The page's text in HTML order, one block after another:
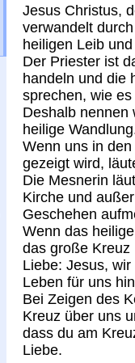
Jesus Christus,
verwandelt
heiligen Leib
Der Priester ist
handeln und die
sprechen, wie
Deshalb nennen
heilige
Wenn uns in
gezeigt wird,
Die Mesnerin
Kirche und
Geschehen
Wenn das
das große Kreuz
Liebe: Jesus,
Leben für uns
Bei Zeigen des
Kreuz über uns
dass du am
Liebe.